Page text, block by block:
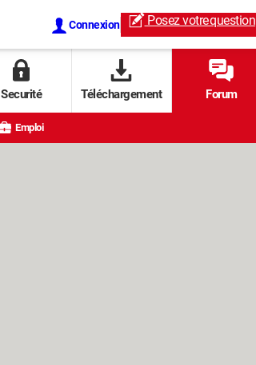
Connexion Posez votrequestion
Securité Téléchargement Forum
Emploi